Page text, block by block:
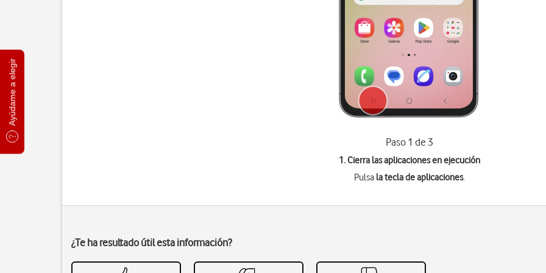
Ayúdame a elegir
Paso 1 de 3
1. Cierra las aplicaciones en ejecución
Pulsa la tecla de aplicaciones.
¿Te ha resultado útil esta información?